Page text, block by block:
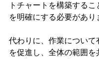
トチャートを構築する
を明確にする必要があり
代わりに、作業について
を促進し、全体の範囲を